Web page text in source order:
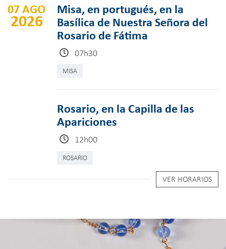
07 AGO
2026
Misa, en portugués, en la
Basílica de Nuestra Señora del
Rosario de Fátima
07h30
MISA
Rosario, en la Capilla de las
Apariciones
12h00
ROSARIO
VER HORARIOS